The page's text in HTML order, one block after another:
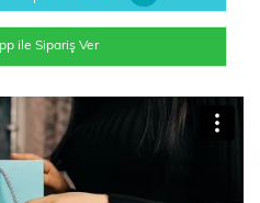
ile Sipariş Ver